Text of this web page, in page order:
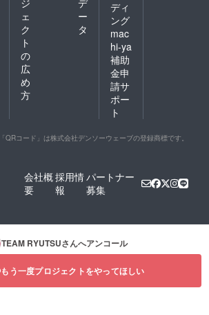
ジ
ェ
ク
ト
の
広
め
方
デ
ー
タ
ディ
ング
mac
hi-ya
補助
金申
請サ
ポー
ト
「QRコード」は株式会社デンソーウェーブの登録商標です。
会社概
要
採用情
報
パートナー
募集
TEAM RYUTSUさんへアンコール
もう一度プロジェクトをやってほしい